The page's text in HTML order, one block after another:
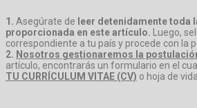
1. Asegúrate de leer detenidamente toda
proporcionada en este artículo. Luego,
correspondiente a tu país y procede con la
2. Nosotros gestionaremos la
artículo, encontrarás un formulario en el
TU CURRÍCULUM VITAE (CV) o hoja de vida.